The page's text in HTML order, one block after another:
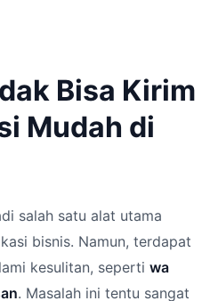
Bisa Kirim
Mudah di
salah satu alat utama
bisnis. Namun, terdapat
kesulitan, seperti wa
. Masalah ini tentu sangat